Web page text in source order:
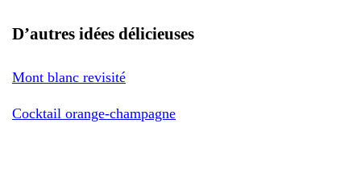
D’autres idées délicieuses
Mont blanc revisité
Cocktail orange-champagne